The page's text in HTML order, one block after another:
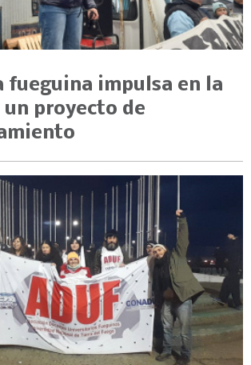
fueguina impulsa en la
proyecto de